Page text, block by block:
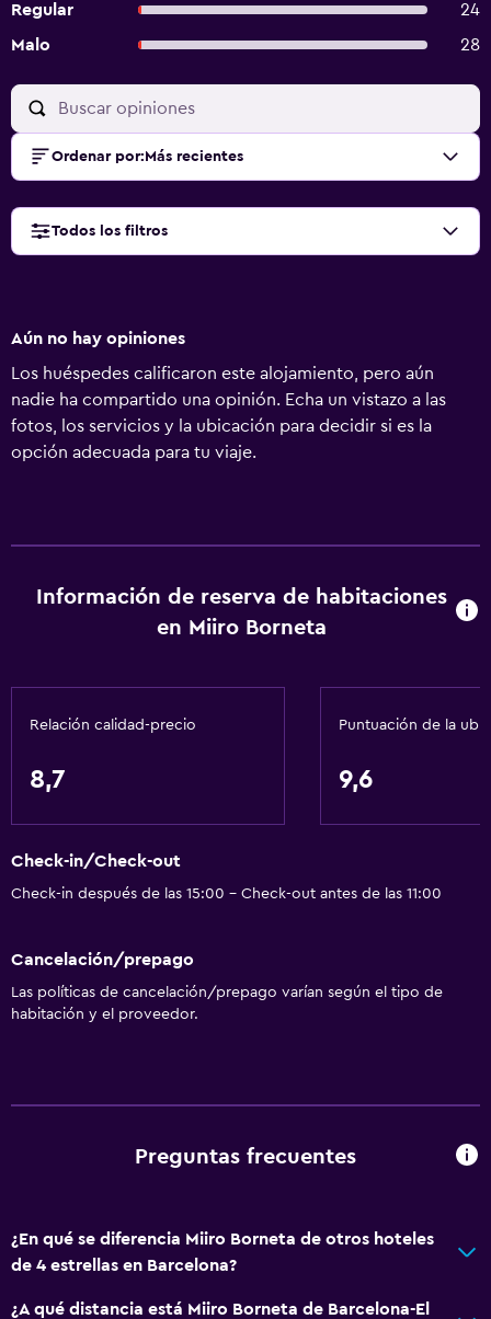
Regular
24
Malo
28
Ordenar por: Más recientes
Todos los filtros
Aún no hay opiniones
Los huéspedes calificaron este alojamiento, pero aún
nadie ha compartido una opinión. Echa un vistazo a las
fotos, los servicios y la ubicación para decidir si es la
opción adecuada para tu viaje.
Información de reserva de habitaciones
en Miiro Borneta
Relación calidad-precio
8,7
Puntuación de la
9,6
Check-in/Check-out
Check-in después de las 15:00 - Check-out antes de las 11:00
Cancelación/prepago
Las políticas de cancelación/prepago varían según el tipo de
habitación y el proveedor.
Preguntas frecuentes
¿En qué se diferencia Miiro Borneta de otros hoteles
de 4 estrellas en Barcelona?
¿A qué distancia está Miiro Borneta de Barcelona-El